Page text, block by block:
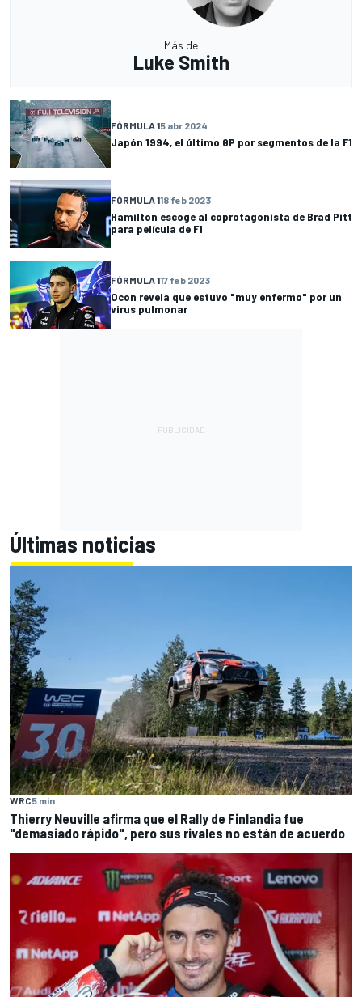
Más de
Luke Smith
FÓRMULA 15 abr 2024
Japón 1994, el último GP por segmentos de la F1
FÓRMULA 118 feb 2023
Hamilton escoge al coprotagonista de Brad Pitt
para película de F1
FÓRMULA 117 feb 2023
Ocon revela que estuvo "muy enfermo" por un
virus pulmonar
Últimas noticias
WRC5 min
Thierry Neuville afirma que el Rally de Finlandia fue
"demasiado rápido", pero sus rivales no están de acuerdo